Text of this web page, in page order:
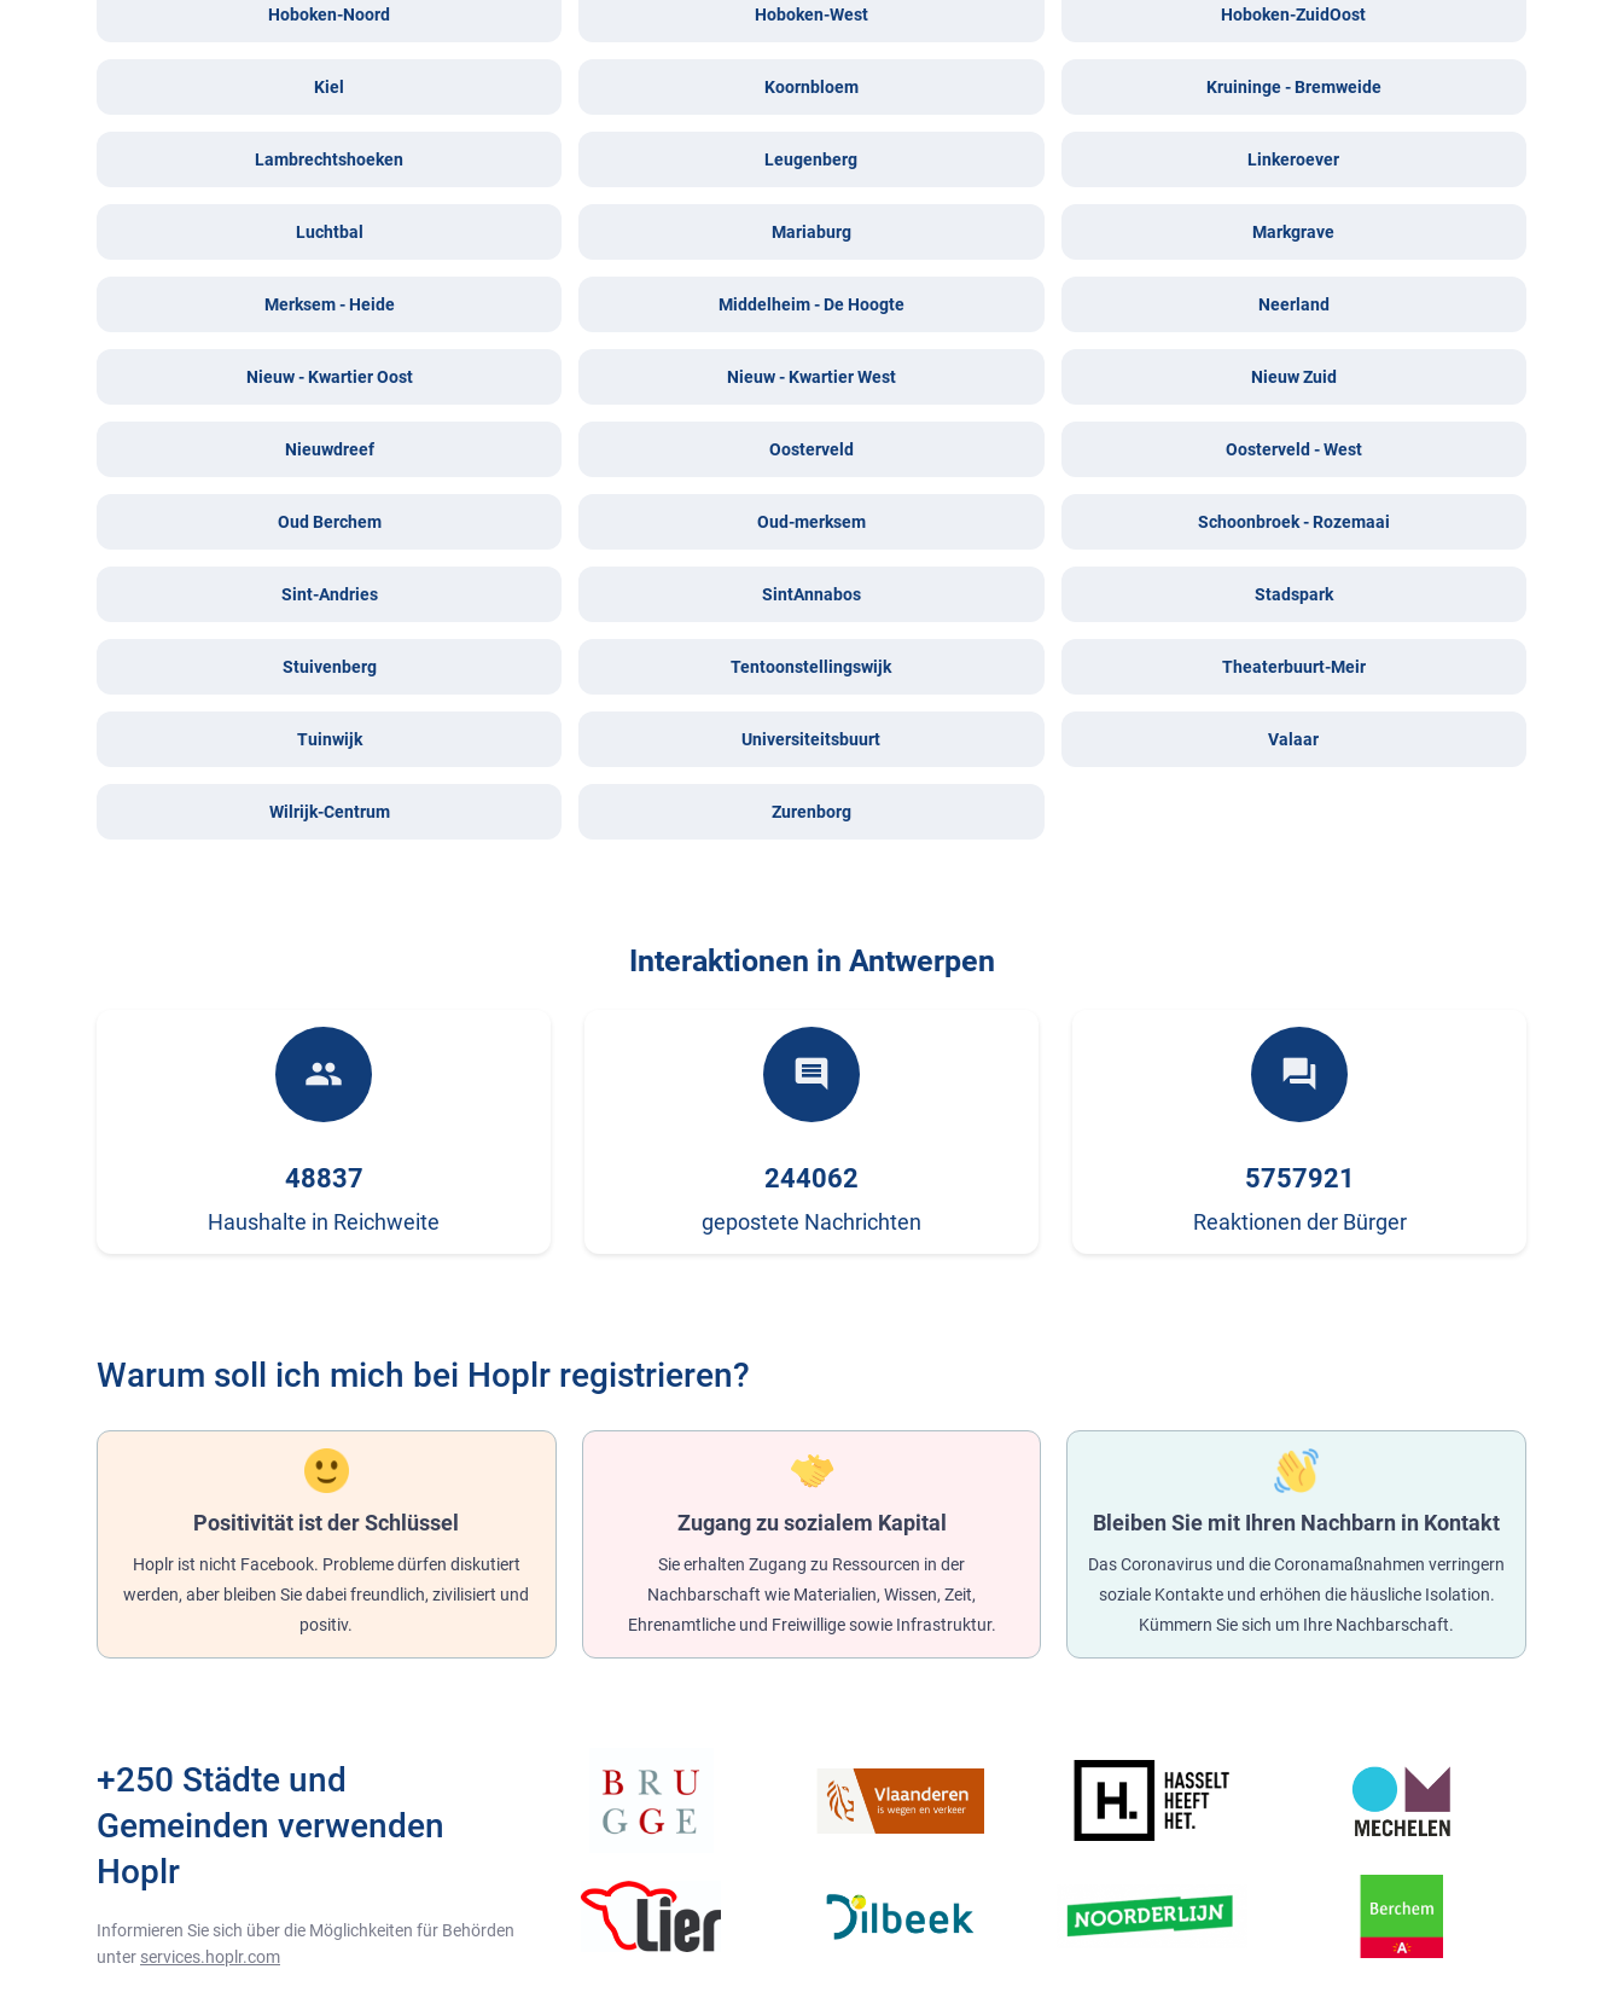
Hoboken-Noord Hoboken-West Hoboken-ZuidOost
Kiel Koornbloem Kruininge - Bremweide
Lambrechtshoeken Leugenberg Linkeroever
Luchtbal Mariaburg Markgrave
Merksem - Heide Middelheim - De Hoogte Neerland
Nieuw - Kwartier Oost Nieuw - Kwartier West Nieuw Zuid
Nieuwdreef Oosterveld Oosterveld - West
Oud Berchem Oud-merksem Schoonbroek - Rozemaai
Sint-Andries SintAnnabos Stadspark
Stuivenberg Tentoonstellingswijk Theaterbuurt-Meir
Tuinwijk Universiteitsbuurt Valaar
Wilrijk-Centrum Zurenborg
Interaktionen in Antwerpen
people
48837
Haushalte in Reichweite
comment
244062
gepostete Nachrichten
forum
5757921
Reaktionen der Bürger
Warum soll ich mich bei Hoplr registrieren?
Positivität ist der Schlüssel
Hoplr ist nicht Facebook. Probleme dürfen diskutiert
werden, aber bleiben Sie dabei freundlich, zivilisiert und
positiv.
Zugang zu sozialem Kapital
Sie erhalten Zugang zu Ressourcen in der
Nachbarschaft wie Materialien, Wissen, Zeit,
Ehrenamtliche und Freiwillige sowie Infrastruktur.
Bleiben Sie mit Ihren Nachbarn in Kontakt
Das Coronavirus und die Coronamaßnahmen verringern
soziale Kontakte und erhöhen die häusliche Isolation.
Kümmern Sie sich um Ihre Nachbarschaft.
+250 Städte und
Gemeinden verwenden
Hoplr
Informieren Sie sich über die Möglichkeiten für Behörden
unter services.hoplr.com